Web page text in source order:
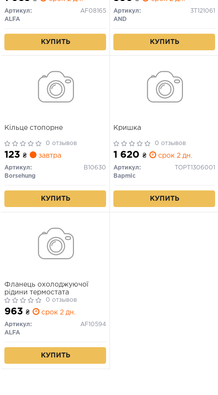
Артикул:
AF08165
ALFA
КУПИТЬ
Артикул:
3T121061
AND
КУПИТЬ
Кільце стопорне
0 отзывов
123 ₴ завтра
Артикул:
B10630
Borsehung
КУПИТЬ
Кришка
0 отзывов
1 620 ₴ срок 2 дн.
Артикул:
TOPT1306001
Bapmic
КУПИТЬ
Фланець охолоджуючої
рідини термостата
0 отзывов
963 ₴ срок 2 дн.
Артикул:
AF10594
ALFA
КУПИТЬ